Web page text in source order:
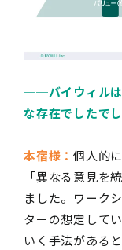
──バイウィル
な存在でしたで
本宿様： 個人的
「異なる意見を
ました。ワーク
ターの想定して
いく手法がある